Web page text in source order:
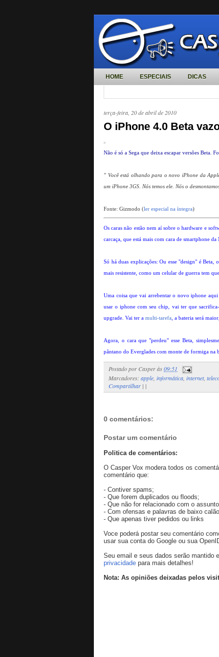
HOME ESPECIAIS DICAS
terça-feira, 20 de abril de 2010
O iPhone 4.0 Beta
Não é só a Sega que deixa escapar versões Beta.
" Você está olhando para o novo iPhone da
um iPhone 3GS. Nós temos ele. Nós o
Fonte: Gizmodo (ler especial na íntegra)
Os caras não estão nem aí sobre o hardware e
carcaça, que está mais com cara de smartphone
Só há duas explicações: Ou esse "design" é
mais resistente, como um celular de guerra tem que
Uma coisa que vai arrebentar o novo iphone
usar o iphone com seu chip, vai ter que
upgrade. Vai ter a multi-tarefa , a bateria será
Agora, o cara que "perdeu" esse Beta,
pântano do Everglades com monte de formiga na
Postado por Casperàs09:51
Marcadores: apple informática internet,
Compartilhar | |
0 comentários:
Postar um comentário
Politica de comentários:
O Casper Vox modera todos os
comentário que:
- Contiver spams;
- Que forem duplicados ou floods;
- Que não for relacionado com o
- Com ofensas e palavras de baixo
- Que apenas tiver pedidos ou links
Voce poderá postar seu comentário
usar sua conta do Google ou sua
Seu email e seus dados serão mantido
privacidade para mais detalhes!
Nota: As opiniões deixadas pelos